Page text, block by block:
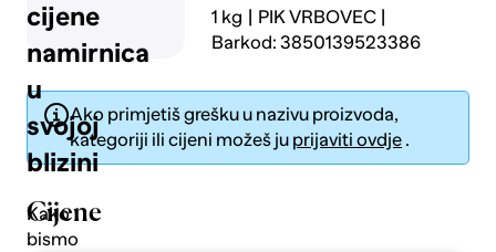
cijene
namirnica
u
svojoj
blizini
Kako
bismo
1 kg
PIK VRBOVEC
Barkod: 3850139523386
Ako primjetiš grešku u nazivu proizvoda,
kategoriji ili cijeni možeš ju prijaviti ovdje .
Cijene